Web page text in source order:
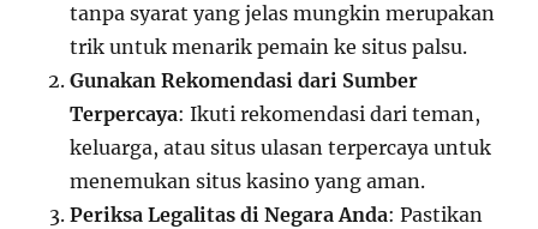
tanpa syarat yang jelas mungkin merupakan
trik untuk menarik pemain ke situs palsu.
Gunakan Rekomendasi dari Sumber
Terpercaya: Ikuti rekomendasi dari teman,
keluarga, atau situs ulasan terpercaya untuk
menemukan situs kasino yang aman.
Periksa Legalitas di Negara Anda: Pastikan